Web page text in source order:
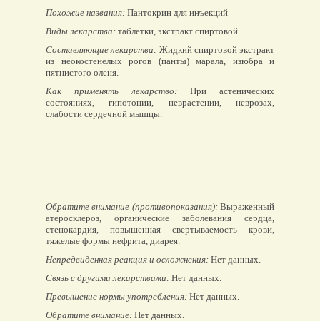
Похожие названия: Пантокрин для инъекций
Виды лекарства: таблетки, экстракт спиртовой
Составляющие лекарства: Жидкий спиртовой экстракт
из неокостенелых рогов (панты) марала, изюбра и
пятнистого оленя.
Как применять лекарство: При астенических
состояниях, гипотонии, неврастении, неврозах,
слабости сердечной мышцы.
Обратите внимание (противопоказания):Выраженный
атеросклероз, органические заболевания сердца,
стенокардия, повышенная свертываемость крови,
тяжелые формы нефрита, диарея.
Непредвиденная реакция и осложнения: Нет данных.
Связь с другими лекарствами: Нет данных.
Превышение нормы употребления: Нет данных.
Обратите внимание: Нет данных.